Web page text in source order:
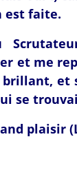
est faite.
et me
brillant,
se
plaisir